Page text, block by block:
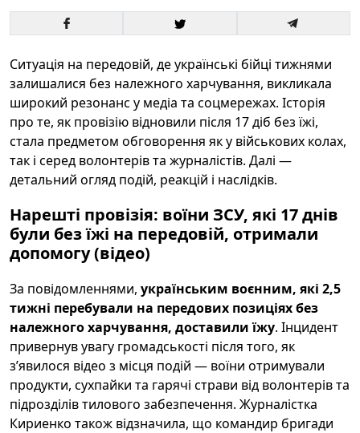
Ситуація на передовій, де українські бійці тижнями
залишалися без належного харчування, викликала
широкий резонанс у медіа та соцмережах. Історія
про те, як провізію відновили після 17 діб без їжі,
стала предметом обговорення як у військових колах,
так і серед волонтерів та журналістів. Далі —
детальний огляд подій, реакцій і наслідків.
Нарешті провізія: воїни ЗСУ, які 17 днів
були без їжі на передовій, отримали
допомогу (відео)
За повідомленнями, українським воєнним, які 2,5
тижні перебували на передових позиціях без
належного харчування, доставили їжу. Інцидент
привернув увагу громадськості після того, як
з’явилося відео з місця подій — воїни отримували
продукти, сухпайки та гарячі страви від волонтерів та
підрозділів тилового забезпечення. Журналістка
Кириенко також відзначила, що командир бригади